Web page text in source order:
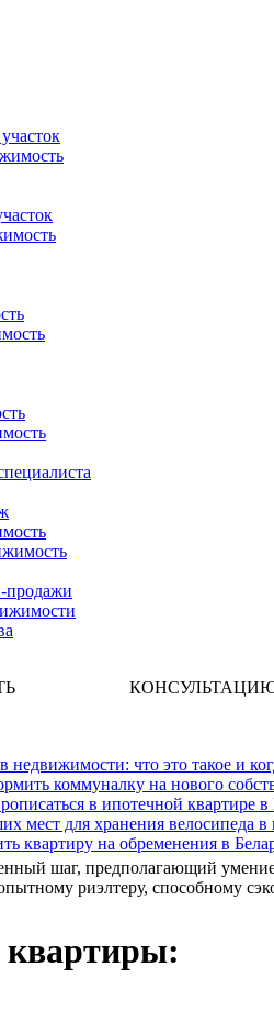
продажи
КОНСУЛЬТАЦИЮ. Наши
недвижимости: что это такое и
коммуналку на нового
в ипотечной квартире в
мест для хранения велосипеда в
квартиру на обременения в
шаг, предполагающий
риэлтеру, способному
квартиры: